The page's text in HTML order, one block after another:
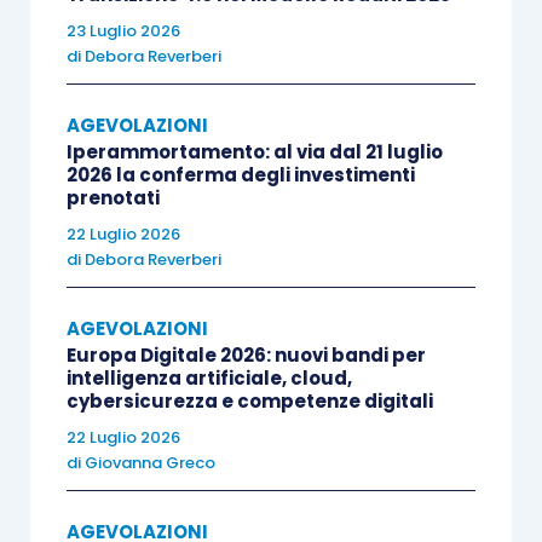
L’impresa il cui progetto comporti un
finanziamento di ammontare pari o superiore a
30.000 euro può richiedere un
contributo spettante fino al 50%, compilando
l’apposita sezione del modulo di domanda
Il contributo è cumulabile con i benefici derivanti
da interventi pubblici di garanzia sul credito,
come quelli gestiti dal Fondo di garanzia delle PMI
e da ISMEA.
Per l’aggiudicazione del contributo è necessario
distinguere tre fasi.
23 Luglio 2026
di Debora Reverberi
AGEVOLAZIONI
Iperammortamento: al via dal 21 luglio
2026 la conferma degli investimenti
prenotati
22 Luglio 2026
di Debora Reverberi
AGEVOLAZIONI
Europa Digitale 2026: nuovi bandi per
intelligenza artificiale, cloud,
cybersicurezza e competenze digitali
22 Luglio 2026
di Giovanna Greco
AGEVOLAZIONI